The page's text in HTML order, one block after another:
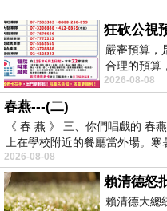
狂砍公視
嚴審預算，
合理的預算
要編列公視
2026-08-08
春燕---(二)
《 春 燕 》 三、你們唱戲的 春
上在學校附近的餐廳當外場。
2026-08-08
賴清德怒
賴清德大總